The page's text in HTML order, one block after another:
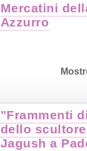
Mercatini
Azzurro
"Frammenti
dello
Jagush a